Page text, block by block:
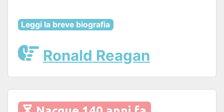
Leggi la breve biografia
Ronald Reagan